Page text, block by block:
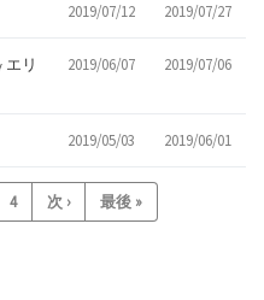
2019/07/12 2019/07/27
エリ
2019/06/07 2019/07/06
2019/05/03 2019/06/01
4 次 › 最後 »